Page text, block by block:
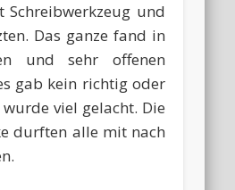
Schreibwerkzeug und
Das ganze fand in
und sehr offenen
gab kein richtig oder
viel gelacht. Die
durften alle mit nach